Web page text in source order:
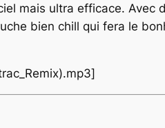
mais ultra efficace. Avec
bien chill qui fera le